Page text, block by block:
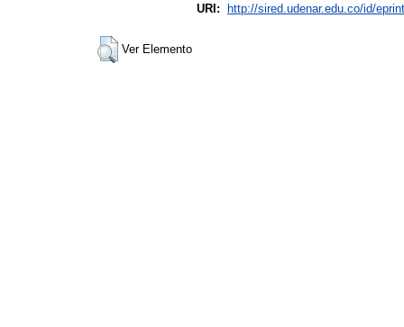
URI: http://sired.udenar.edu.co/id/
Ver Elemento